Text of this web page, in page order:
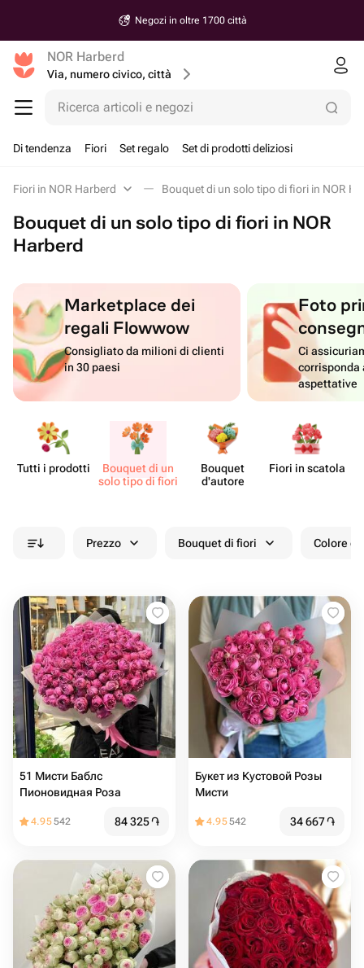
Negozi in oltre 1700 città
NOR Harberd
Via, numero civico, città
Ricerca articoli e negozi
Di tendenza Fiori Set regalo Set di prodotti deliziosi
Fiori in NOR Harberd Bouquet di un solo tipo di fiori in NOR
Bouquet di un solo tipo di fiori in NOR
Harberd
Marketplace dei
regali Flowwow
Consigliato da milioni di clienti
in 30 paesi
Foto
Ci
corrisponda
aspettative
Tutti i prodotti
Bouquet di un
solo tipo di fiori
Bouquet
d'autore
Fiori in scatola
Prezzo Bouquet di fiori Colore
51 Мисти Баблс
Пионовидная Роза
4.95542 84 325֏
Букет из Кустовой Розы
Мисти
4.95542 34 667֏